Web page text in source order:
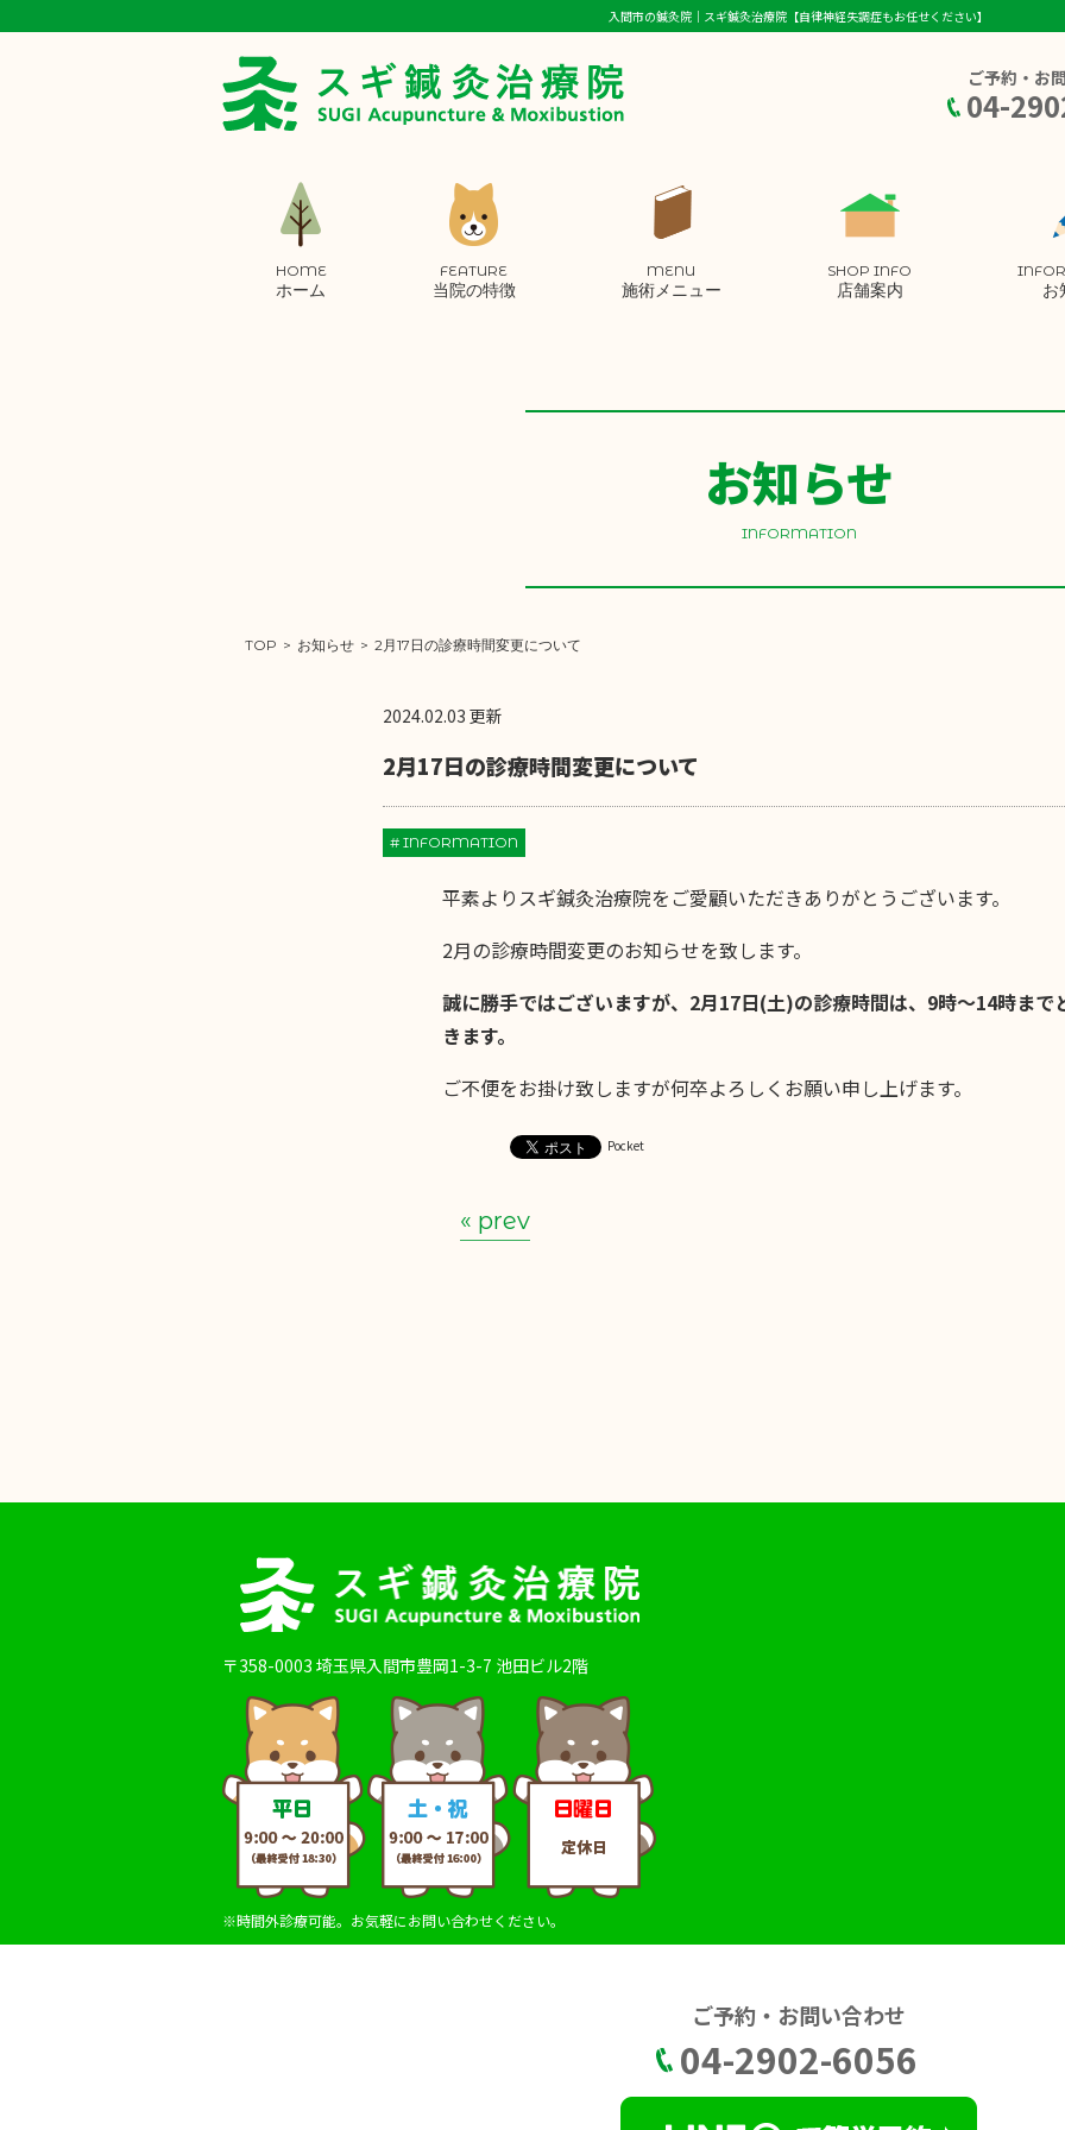
入間市の鍼灸院｜スギ鍼灸治療院【自律神経失調症もお任せください】
ご予約・お
04-
ホーム
HOME
当院の特徴
FEATURE
施術メニュー
MENU
店舗案内
SHOP INFO
お
お知らせ
INFORMATION
TOP > お知らせ > 2月17日の診療時間変更について
2024.02.03 更新
2月17日の診療時間変更について
# INFORMATION
平素よりスギ鍼灸治療院をご愛顧いただきありがとうございます。
2月の診療時間変更のお知らせを致します。
誠に勝手ではございますが、2月17日(土)の診療時間は、9時～14時まで
きます。
ご不便をお掛け致しますが何卒よろしくお願い申し上げます。
Pocket
« prev
〒358-0003 埼玉県入間市豊岡1-3-7 池田ビル2階
※時間外診療可能。お気軽にお問い合わせください。
ご予約・お問い合わせ
04-2902-6056